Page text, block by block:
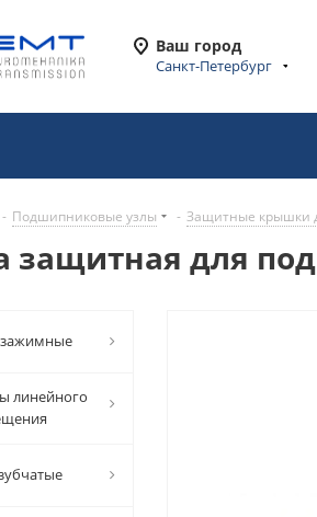
Ваш город
Санкт-Петербург
- Подшипниковые узлы - Защитные крышки
для
зажимные
линейного